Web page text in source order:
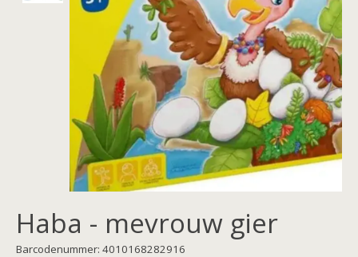
Haba - mevrouw gier
Barcodenummer: 4010168282916